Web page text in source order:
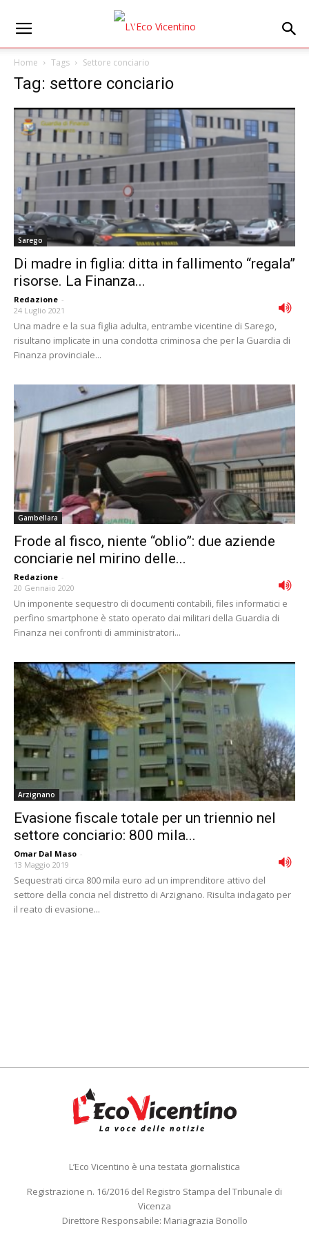
Home Tags Settore conciario
Tag: settore conciario
Sarego
Di madre in figlia: ditta in fallimento “regala”
risorse. La Finanza...
Redazione -
24 Luglio 2021
Una madre e la sua figlia adulta, entrambe vicentine di Sarego,
risultano implicate in una condotta criminosa che per la Guardia di
Finanza provinciale...
Gambellara
Frode al fisco, niente “oblio”: due aziende
conciarie nel mirino delle...
Redazione -
20 Gennaio 2020
Un imponente sequestro di documenti contabili, files informatici e
perfino smartphone è stato operato dai militari della Guardia di
Finanza nei confronti di amministratori...
Arzignano
Evasione fiscale totale per un triennio nel
settore conciario: 800 mila...
Omar Dal Maso -
13 Maggio 2019
Sequestrati circa 800 mila euro ad un imprenditore attivo del
settore della concia nel distretto di Arzignano. Risulta indagato per
il reato di evasione...
L’Eco Vicentino è una testata giornalistica
Registrazione n. 16/2016 del Registro Stampa del Tribunale di
Vicenza
Direttore Responsabile: Mariagrazia Bonollo